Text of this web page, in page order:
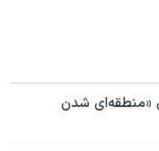
«منطقه‌ای شدن